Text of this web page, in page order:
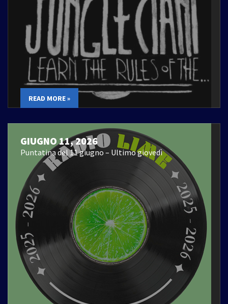
READ MORE »
GIUGNO 11, 2026
Puntatina del 11 giugno – Ultimo giovedì